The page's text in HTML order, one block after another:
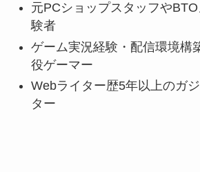
元PCショップスタッフや
験者
ゲーム実況経験・配信環境構
役ゲーマー
Webライター歴5年以上のガ
ター